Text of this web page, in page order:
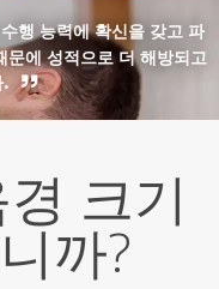
행 능력에 확신을 갖고 파
문에 성적으로 더 해방되고
.
크기
까?